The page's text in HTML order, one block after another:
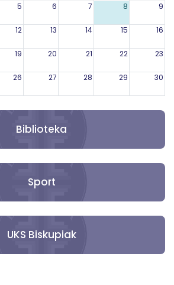
5 6 7 8 9
12 13 14 15 16
19 20 21 22 23
26 27 28 29 30
Biblioteka
Sport
UKS Biskupiak